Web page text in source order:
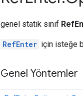
genel statik sınıf
RefEnter için isteğe
Genel Yöntemler